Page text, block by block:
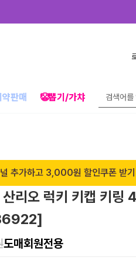
약판매 🤡뽑기/가챠
추가하고 3,000원 할인쿠폰 받
리오 럭키 키캡 키
도매회원전용